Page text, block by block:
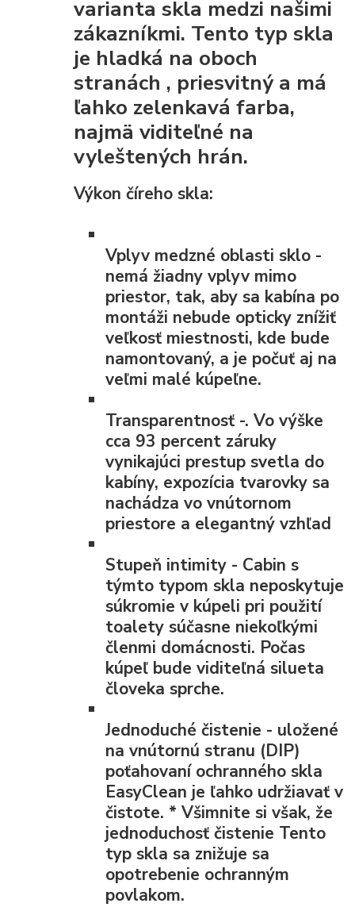
varianta skla medzi našimi
zákazníkmi. Tento typ skla
je hladká na oboch
stranách , priesvitný a má
ľahko zelenkavá farba,
najmä viditeľné na
vyleštených hrán.
Výkon číreho skla:
Vplyv medzné oblastisklo -
nemá žiadny vplyv mimo
priestor, tak, aby sa kabína po
montáži nebude opticky znížiť
veľkosť miestnosti, kde bude
namontovaný, a je počuť aj na
veľmi malé kúpeľne.
Transparentnosť -. Vo výške
cca 93 percent záruky
vynikajúci prestup svetla do
kabíny, expozícia tvarovky sa
nachádza vo vnútornom
priestore a elegantný vzhľad
Stupeň intimity - Cabin s
týmto typom skla neposkytuje
súkromie v kúpeli pri použití
toalety súčasne niekoľkými
členmi domácnosti. Počas
kúpeľ bude viditeľná silueta
človeka sprche.
Jednoduché čistenie - uložené
na vnútornú stranu (DIP)
poťahovaní ochranného skla
EasyClean je ľahko udržiavať v
čistote. *Všimnite si však, že
jednoduchosť čistenie Tento
typ skla sa znižuje sa
opotrebenie ochranným
povlakom.